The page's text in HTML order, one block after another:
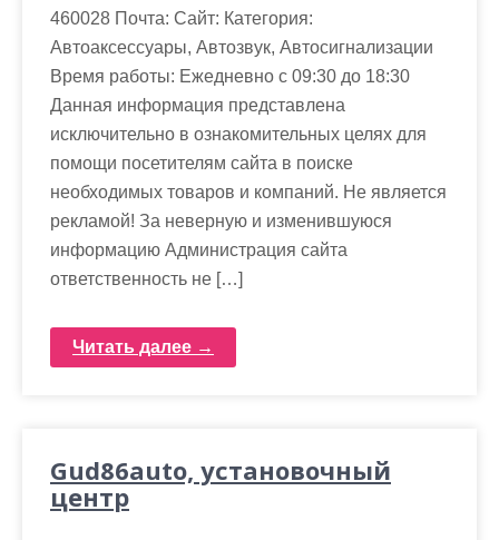
460028 Почта: Cайт: Категория:
Автоаксессуары, Автозвук, Автосигнализации
Время работы: Ежедневно с 09:30 до 18:30
Данная информация представлена
исключительно в ознакомительных целях для
помощи посетителям сайта в поиске
необходимых товаров и компаний. Не является
рекламой! За неверную и изменившуюся
информацию Администрация сайта
ответственность не […]
Читать далее →
Gud86auto, установочный
центр